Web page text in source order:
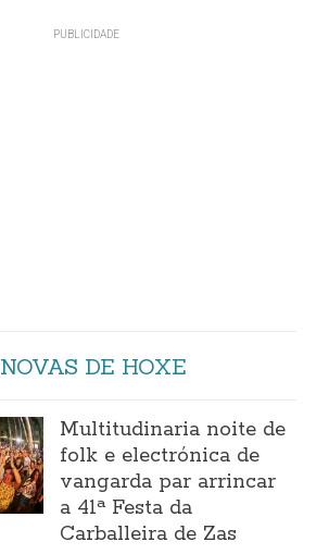
NOVAS DE HOXE
Multitudinaria noite de
folk e electrónica de
vangarda par arrincar
a 41ª Festa da
Carballeira de Zas